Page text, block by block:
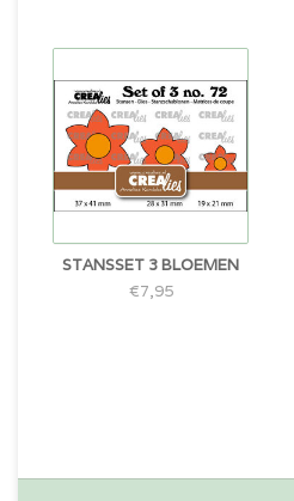
STANSSET 3 BLOEMEN
€7,95